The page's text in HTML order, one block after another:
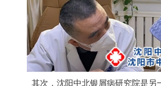
其次，沈阳中北银屑病研究院是另